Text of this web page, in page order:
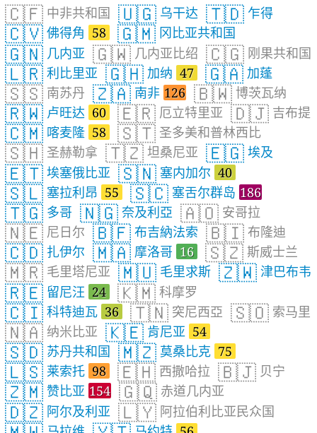
🇨🇫 中非共和国 🇺🇬 乌干达 🇹🇩 乍得
🇨🇻 佛得角 58 🇬🇲 冈比亚共和国
🇬🇳 几内亚 🇬🇼 几内亚比绍 🇨🇬 刚果共和国
🇱🇷 利比里亚 🇬🇭 加纳 47 🇬🇦 加蓬
🇸🇸 南苏丹 🇿🇦 南非 126 🇧🇼 博茨瓦纳
🇷🇼 卢旺达 60 🇪🇷 厄立特里亚 🇩🇯 吉布提
🇨🇲 喀麦隆 58 🇸🇹 圣多美和普林西比
🇸🇭 圣赫勒拿 🇹🇿 坦桑尼亚 🇪🇬 埃及
🇪🇹 埃塞俄比亚 🇸🇳 塞内加尔 40
🇸🇱 塞拉利昂 55 🇸🇨 塞舌尔群岛 186
🇹🇬 多哥 🇳🇬 奈及利亞 🇦🇴 安哥拉
🇳🇪 尼日尔 🇧🇫 布吉納法索 🇧🇮 布隆迪
🇨🇩 扎伊尔 🇲🇦 摩洛哥 16 🇸🇿 斯威士兰
🇲🇷 毛里塔尼亚 🇲🇺 毛里求斯 🇿🇼 津巴布韦
🇷🇪 留尼汪 24 🇰🇲 科摩罗
🇨🇮 科特迪瓦 36 🇹🇳 突尼西亞 🇸🇴 索马里
🇳🇦 纳米比亚 🇰🇪 肯尼亚 54
🇸🇩 苏丹共和国 🇲🇿 莫桑比克 75
🇱🇸 莱索托 98 🇪🇭 西撒哈拉 🇧🇯 贝宁
🇿🇲 赞比亚 154 🇬🇶 赤道几内亚
🇩🇿 阿尔及利亚 🇱🇾 阿拉伯利比亚民众国